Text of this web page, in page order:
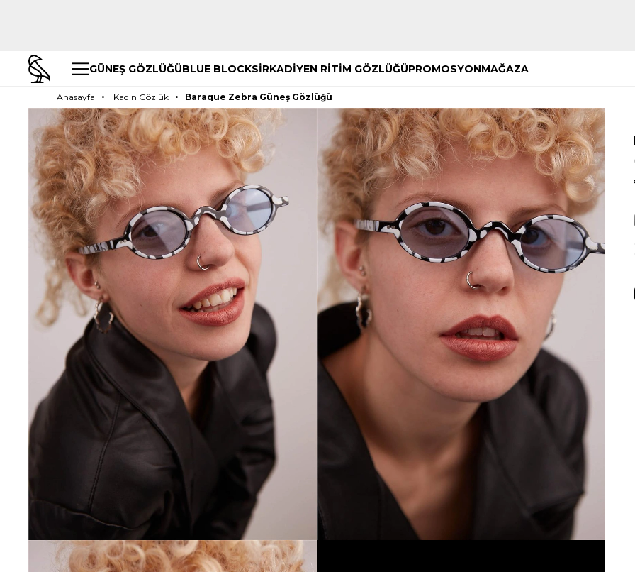
GÜNEŞ GÖZLÜĞÜBLUE BLOCKSİRKADİYEN RİTİM GÖZLÜĞÜPROMOSYONMAĞAZA
Anasayfa Kadın Gözlük Baraque Zebra Güneş Gözlüğü